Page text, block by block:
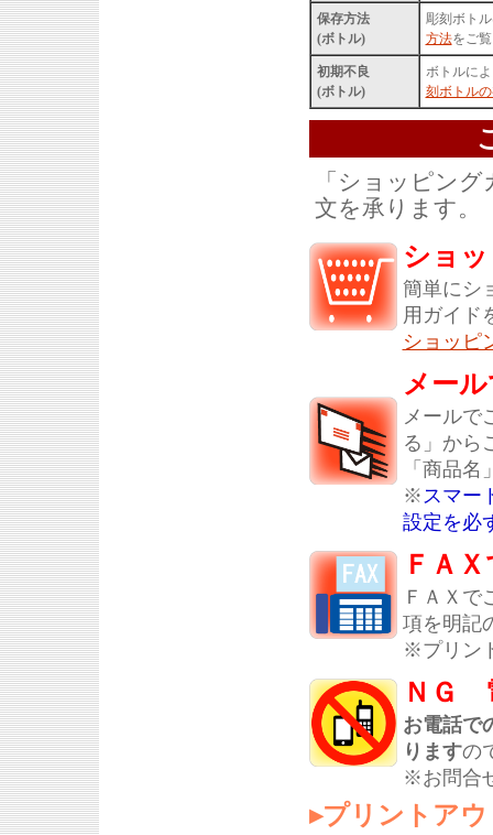
保存方法
(ボトル)
彫刻ボト
方法をご
初期不良
(ボトル)
ボトルに
刻ボトル
「ショッピン
文を承ります。
ショ
簡単にシ
用ガイド
ショッピ
メー
メールで
る」から
「商品
※スマー
設定を必
ＦＡ
ＦＡＸで
項を明記
※プリン
ＮＧ
お電話で
りますの
※お問合
▸プリントア